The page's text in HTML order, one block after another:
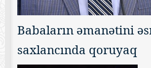
Babaların əmanətini
saxlancında qoruyaq